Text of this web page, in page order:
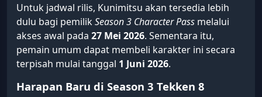
Untuk jadwal rilis, Kunimitsu akan tersedia lebih
dulu bagi pemilikSeason 3 Character Pass melalui
akses awal pada 27 Mei 2026. Sementara itu,
pemain umum dapat membeli karakter ini secara
terpisah mulai tanggal 1 Juni 2026.
Harapan Baru di Season 3 Tekken 8